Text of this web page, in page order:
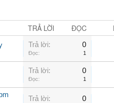
TRẢ LỜI ĐỌC
Trả lời: 0
Đọc: 1
Trả lời: 0
Đọc: 1
Trả lời: 0